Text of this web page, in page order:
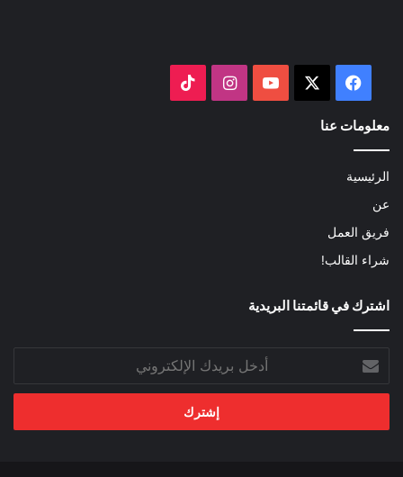
فيسبوك ‫YouTubeانستقرام
معلومات عنا
الرئيسية
عن
فريق العمل
شراء القالب!
اشترك في قائمتنا البريدية
بريدك
الإلكتروني